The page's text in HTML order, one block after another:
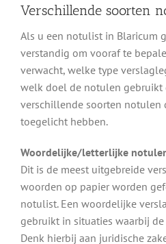
Verschillende soorten
Als u een notulist in Blaricum
verstandig om vooraf te
verwacht, welke type
welk doel de notulen gebruikt
verschillende soorten notulen
toegelicht hebben.
Woordelijke/letterlijke
Dit is de meest uitgebreide
woorden op papier worden
notulist. Een woordelijke
gebruikt in situaties waarbij
Denk hierbij aan juridische